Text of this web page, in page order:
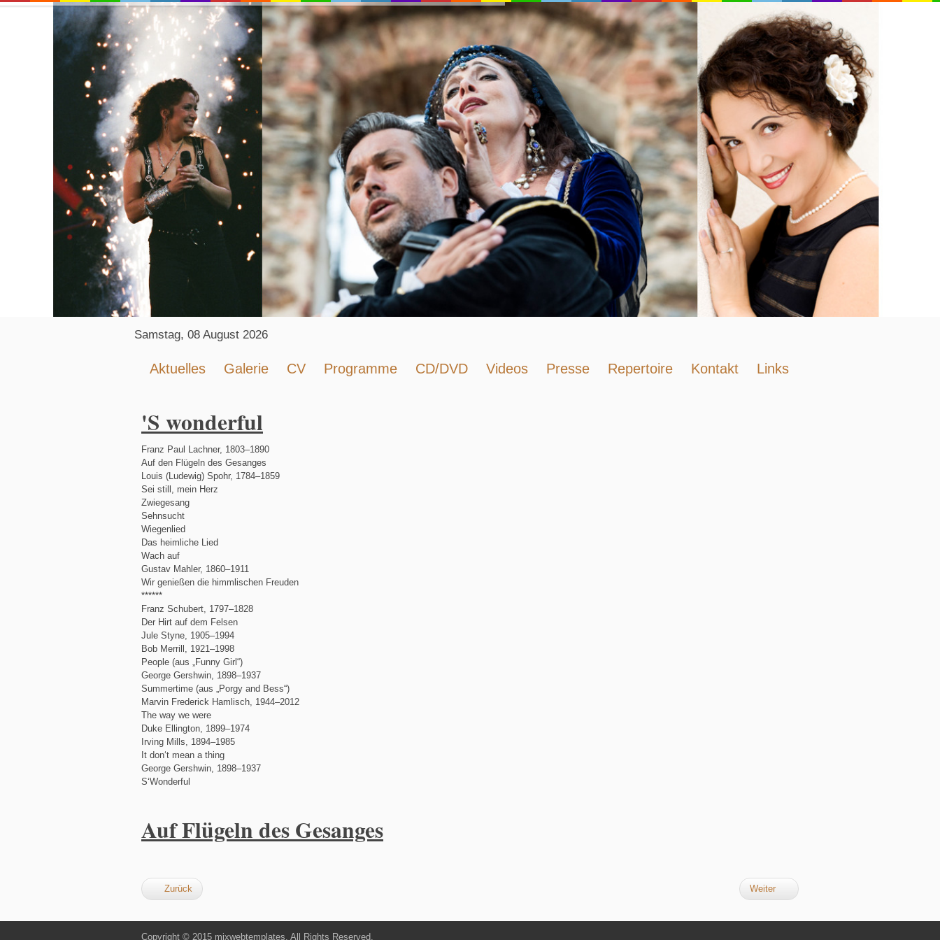
Samstag, 08 August 2026
Aktuelles Galerie CV Programme CD/DVD Videos Presse Repertoire Kontakt Links
'S wonderful
Franz Paul Lachner, 1803–1890
Auf den Flügeln des Gesanges
Louis (Ludewig) Spohr, 1784–1859
Sei still, mein Herz
Zwiegesang
Sehnsucht
Wiegenlied
Das heimliche Lied
Wach auf
Gustav Mahler, 1860–1911
Wir genießen die himmlischen Freuden
******
Franz Schubert, 1797–1828
Der Hirt auf dem Felsen
Jule Styne, 1905–1994
Bob Merrill, 1921–1998
People (aus „Funny Girl“)
George Gershwin, 1898–1937
Summertime (aus „Porgy and Bess“)
Marvin Frederick Hamlisch, 1944–2012
The way we were
Duke Ellington, 1899–1974
Irving Mills, 1894–1985
It don‘t mean a thing
George Gershwin, 1898–1937
S‘Wonderful
Auf Flügeln des Gesanges
Zurück Weiter
Copyright © 2015 mixwebtemplates. All Rights Reserved.